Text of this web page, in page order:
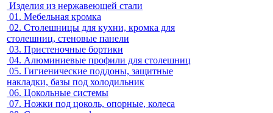
Изделия из нержавеющей стали
01. Мебельная кромка
02. Столешницы для кухни, кромка для
столешниц, стеновые панели
03. Пристеночные бортики
04. Алюминиевые профили для столешниц
05. Гигиенические поддоны, защитные
накладки, базы под холодильник
06. Цокольные системы
07. Ножки под цоколь, опорные, колеса